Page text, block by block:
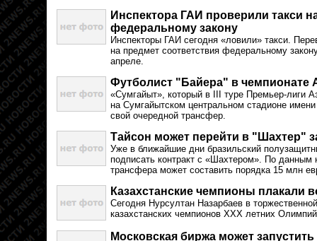
Инспектора ГАИ проверили такси
федеральному закону
Инспекторы ГАИ сегодня «ловили» такси.
на предмет соответствия федеральному
апреле.
Футболист "Байера" в чемпионате
«Сумгайыт», который в III туре Премьер-лиги
на Сумгайытском центральном стадионе
свой очередной трансфер.
Тайсон может перейти в "Шахтер"
Уже в ближайшие дни бразильский
подписать контракт с «Шахтером». По данным
трансфера может составить порядка 15 млн
Казахстанские чемпионы плакали
Сегодня Нурсултан Назарбаев в
казахстанских чемпионов ХХХ летних
Московская биржа может